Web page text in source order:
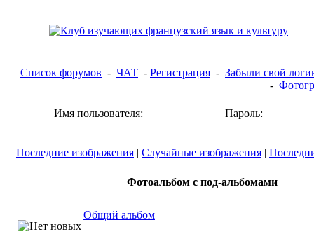
Список форумов - ЧАТ - Регистрация - Забыли свой
-
Имя пользователя: Пароль:
Последние изображения | Случайные изображения |
Фотоальбом с под-альбомами
Общий альбом